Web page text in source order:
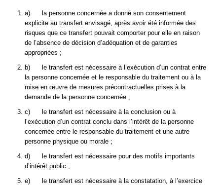
a) la personne concernée a donné son consentement
explicite au transfert envisagé, après avoir été informée des
risques que ce transfert pouvait comporter pour elle en raison
de l’absence de décision d’adéquation et de garanties
appropriées ;
b) le transfert est nécessaire à l’exécution d’un contrat entre
la personne concernée et le responsable du traitement ou à la
mise en œuvre de mesures précontractuelles prises à la
demande de la personne concernée ;
c) le transfert est nécessaire à la conclusion ou à
l’exécution d’un contrat conclu dans l’intérêt de la personne
concernée entre le responsable du traitement et une autre
personne physique ou morale ;
d) le transfert est nécessaire pour des motifs importants
d’intérêt public ;
e) le transfert est nécessaire à la constatation, à l’exercice